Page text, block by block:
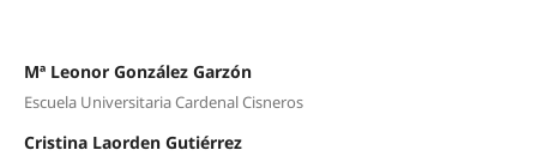
Mª Leonor González Garzón
Escuela Universitaria Cardenal Cisneros
Cristina Laorden Gutiérrez